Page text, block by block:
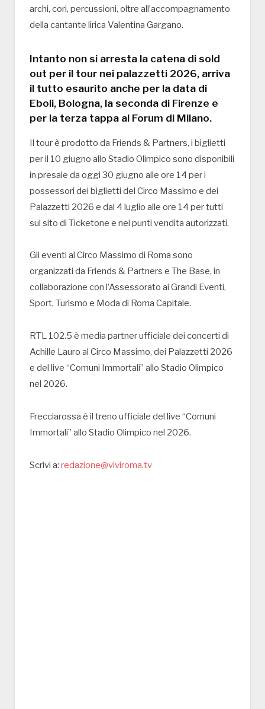
archi, cori, percussioni, oltre all’accompagnamento
della cantante lirica Valentina Gargano.
Intanto non si arresta la catena di sold
out per il tour nei palazzetti 2026, arriva
il tutto esaurito anche per la data di
Eboli, Bologna, la seconda di Firenze e
per la terza tappa al Forum di Milano.
Il tour è prodotto da Friends & Partners, i biglietti
per il 10 giugno allo Stadio Olimpico sono disponibili
in presale da oggi 30 giugno alle ore 14 per i
possessori dei biglietti del Circo Massimo e dei
Palazzetti 2026 e dal 4 luglio alle ore 14 per tutti
sul sito di Ticketone e nei punti vendita autorizzati.
Gli eventi al Circo Massimo di Roma sono
organizzati da Friends & Partners e The Base, in
collaborazione con l’Assessorato ai Grandi Eventi,
Sport, Turismo e Moda di Roma Capitale.
RTL 102.5 è media partner ufficiale dei concerti di
Achille Lauro al Circo Massimo, dei Palazzetti 2026
e del live “Comuni Immortali” allo Stadio Olimpico
nel 2026.
Frecciarossa è il treno ufficiale del live “Comuni
Immortali” allo Stadio Olimpico nel 2026.
Scrivi a: redazione@viviroma.tv